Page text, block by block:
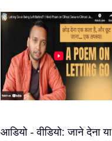
आडियो - वीडियो: जाने देना या